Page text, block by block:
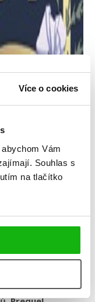
Více o cookies
Vám
Souhlas s
na tlačítko
#rebeccaross